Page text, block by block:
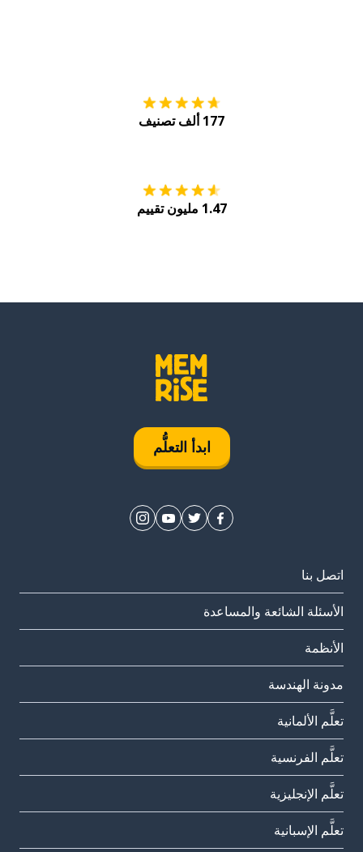
177 ألف تصنيف
1.47 مليون تقييم
ابدأ التعلُّم
اتصل بنا
الأسئلة الشائعة والمساعدة
الأنظمة
مدونة الهندسة
تعلَّم الألمانية
تعلَّم الفرنسية
تعلَّم الإنجليزية
تعلَّم الإسبانية